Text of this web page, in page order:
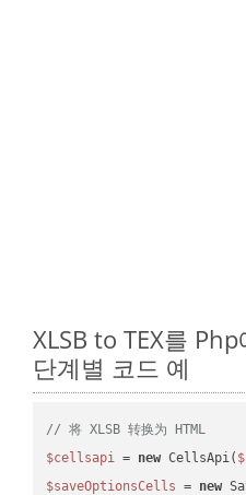
XLSB to TEX를
단계별 코드 예
// 将 XLSB 转换为 HTML
$cellsapi = new CellsApi(
$saveOptionsCells = new